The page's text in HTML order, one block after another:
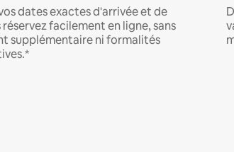
dates exactes d'arrivée et de
facilement en ligne, sans
supplémentaire ni formalités